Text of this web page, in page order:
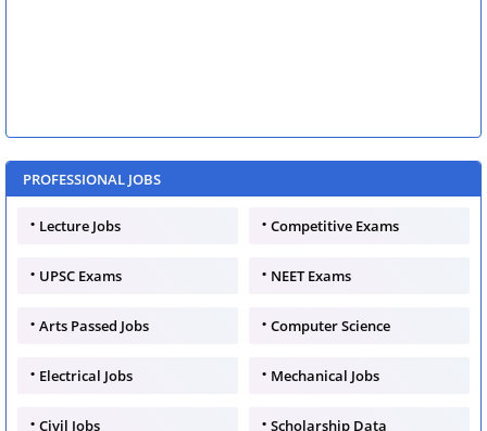
PROFESSIONAL JOBS
Lecture Jobs Competitive Exams
UPSC Exams NEET Exams
Arts Passed Jobs Computer Science
Electrical Jobs Mechanical Jobs
Civil Jobs Scholarship Data